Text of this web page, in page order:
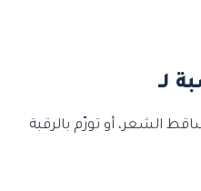
لـ
الشعر، أو تورّم بالرقبة